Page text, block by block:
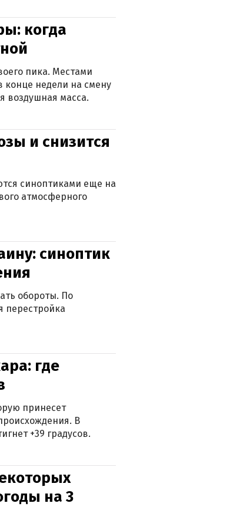
когда
пика. Местами
конце недели на смену
воздушная масса.
и снизится
синоптиками еще на
атмосферного
синоптик
обороты. По
перестройка
где
принесет
В
+39 градусов.
на 3